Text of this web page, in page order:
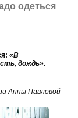
одеться
«В
дождь».
Анны Павловой